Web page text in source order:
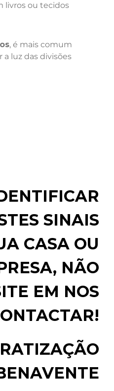
livros ou tecidos
, é mais comum
a luz das divisões
SINAIS
CASA OU
NÃO
EM NOS